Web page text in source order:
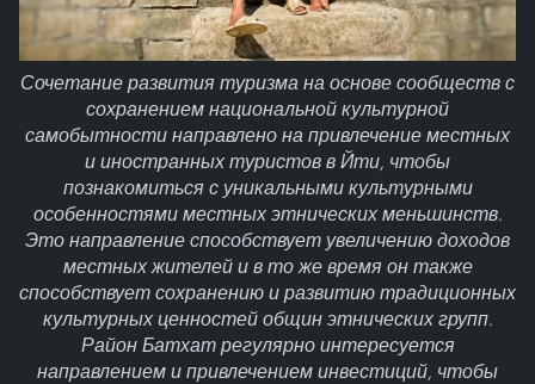
Сочетание развития туризма на основе сообществ с
сохранением национальной культурной
самобытности направлено на привлечение местных
и иностранных туристов в Йти, чтобы
познакомиться с уникальными культурными
особенностями местных этнических меньшинств.
Это направление способствует увеличению доходов
местных жителей и в то же время он также
способствует сохранению и развитию традиционных
культурных ценностей общин этнических групп.
Район Батхат регулярно интересуется
направлением и привлечением инвестиций, чтобы